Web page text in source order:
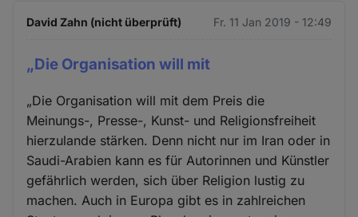
David Zahn (nicht überprüft) Fr. 11 Jan 2019 - 12:49
„Die Organisation will mit
„Die Organisation will mit dem Preis die
Meinungs-, Presse-, Kunst- und Religionsfreiheit
hierzulande stärken. Denn nicht nur im Iran oder in
Saudi-Arabien kann es für Autorinnen und Künstler
gefährlich werden, sich über Religion lustig zu
machen. Auch in Europa gibt es in zahlreichen